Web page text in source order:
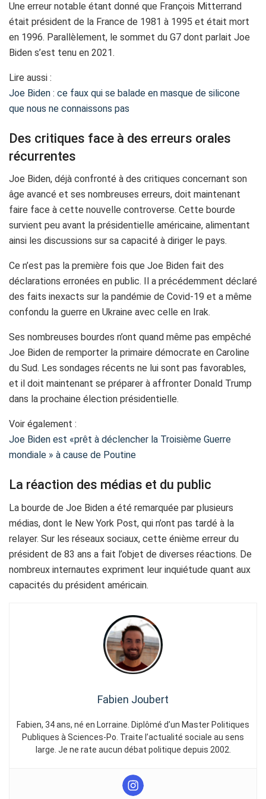
Une erreur notable étant donné que François Mitterrand
était président de la France de 1981 à 1995 et était mort
en 1996. Parallèlement, le sommet du G7 dont parlait Joe
Biden s’est tenu en 2021.
Lire aussi :
Joe Biden : ce faux qui se balade en masque de silicone
que nous ne connaissons pas
Des critiques face à des erreurs orales
récurrentes
Joe Biden, déjà confronté à des critiques concernant son
âge avancé et ses nombreuses erreurs, doit maintenant
faire face à cette nouvelle controverse. Cette bourde
survient peu avant la présidentielle américaine, alimentant
ainsi les discussions sur sa capacité à diriger le pays.
Ce n’est pas la première fois que Joe Biden fait des
déclarations erronées en public. Il a précédemment déclaré
des faits inexacts sur la pandémie de Covid-19 et a même
confondu la guerre en Ukraine avec celle en Irak.
Ses nombreuses bourdes n’ont quand même pas empêché
Joe Biden de remporter la primaire démocrate en Caroline
du Sud. Les sondages récents ne lui sont pas favorables,
et il doit maintenant se préparer à affronter Donald Trump
dans la prochaine élection présidentielle.
Voir également :
Joe Biden est «prêt à déclencher la Troisième Guerre
mondiale » à cause de Poutine
La réaction des médias et du public
La bourde de Joe Biden a été remarquée par plusieurs
médias, dont le New York Post, qui n’ont pas tardé à la
relayer. Sur les réseaux sociaux, cette énième erreur du
président de 83 ans a fait l’objet de diverses réactions. De
nombreux internautes expriment leur inquiétude quant aux
capacités du président américain.
Fabien Joubert
Fabien, 34 ans, né en Lorraine. Diplômé d’un Master Politiques
Publiques à Sciences-Po. Traite l’actualité sociale au sens
large. Je ne rate aucun débat politique depuis 2002.